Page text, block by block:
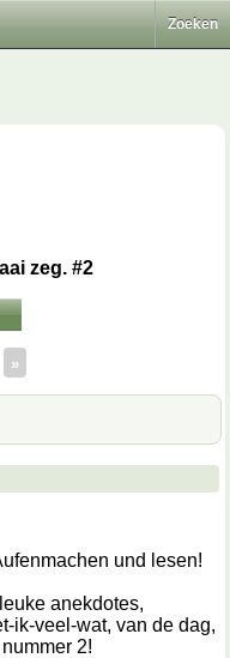
Zoeken
zeg. #2
»
und lesen!
anekdotes,
ik-veel-wat, van de dag,
2!